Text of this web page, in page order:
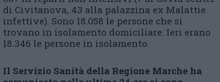
di Civitanova, 43 alla palazzina ex Malattie
infettive). Sono 18.058 le persone che si
trovano in isolamento domiciliare. Ieri erano
18.346 le persone in isolamento.
Il Servizio Sanità della Regione Marche ha